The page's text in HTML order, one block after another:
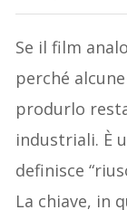
Se il film
perché
produrlo
industriali. È
definisce
La chiave, in